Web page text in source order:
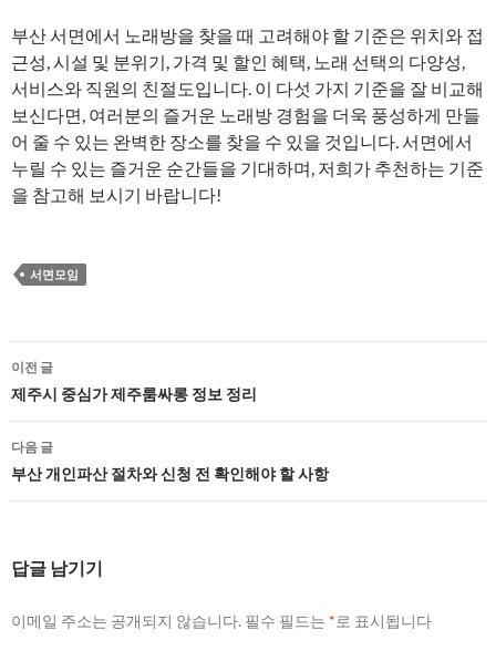
부산 서면에서 노래방을 찾을 때 고려해야 할 기준은 위치와 접
근성, 시설 및 분위기, 가격 및 할인 혜택, 노래 선택의 다양성,
서비스와 직원의 친절도입니다. 이 다섯 가지 기준을 잘 비교해
보신다면, 여러분의 즐거운 노래방 경험을 더욱 풍성하게 만들
어 줄 수 있는 완벽한 장소를 찾을 수 있을 것입니다. 서면에서
누릴 수 있는 즐거운 순간들을 기대하며, 저희가 추천하는 기준
을 참고해 보시기 바랍니다!
서면모임
글
네
비
게
이
션
이전 글
제주시 중심가 제주룸싸롱 정보 정리
다음 글
부산 개인파산 절차와 신청 전 확인해야 할 사항
답글 남기기
이메일 주소는 공개되지 않습니다. 필수 필드는 *로 표시됩니다